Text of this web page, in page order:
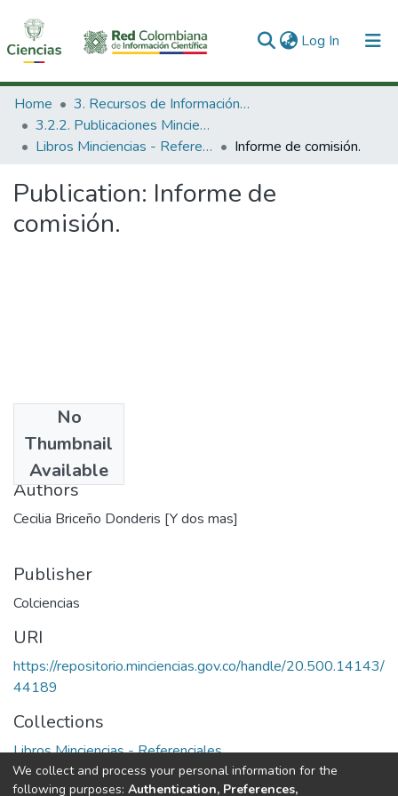
Log In (current)
Communities & Collections
All of DSpace
Home
3. Recursos de Información Científica y Tecnológica
3.2.2. Publicaciones Minciencias
Libros Minciencias - Referenciales
Informe de comisión.
Publication: Informe de
comisión.
No
Thumbnail
Available
1980
Authors
Cecilia Briceño Donderis [Y dos mas]
Publisher
Colciencias
URI
https://repositorio.minciencias.gov.co/handle/20.500.14143/
44189
Collections
Libros Minciencias - Referenciales
Full item page
We collect and process your personal information for the
following purposes: Authentication, Preferences,